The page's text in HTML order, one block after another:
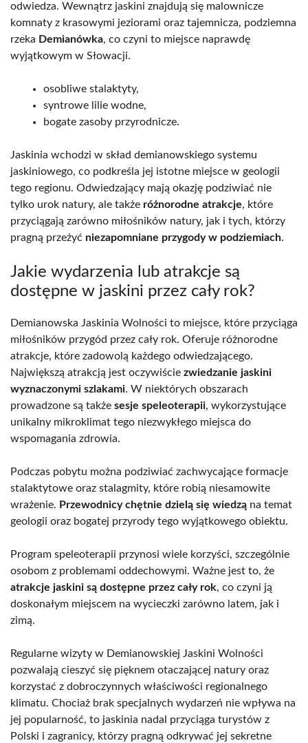
odwiedza. Wewnątrz jaskini znajdują się malownicze
komnaty z krasowymi jeziorami oraz tajemnicza, podziemna
rzeka Demianówka, co czyni to miejsce naprawdę
wyjątkowym w Słowacji.
osobliwe stalaktyty,
syntrowe lilie wodne,
bogate zasoby przyrodnicze.
Jaskinia wchodzi w skład demianowskiego systemu
jaskiniowego, co podkreśla jej istotne miejsce w geologii
tego regionu. Odwiedzający mają okazję podziwiać nie
tylko urok natury, ale także różnorodne atrakcje, które
przyciągają zarówno miłośników natury, jak i tych, którzy
pragną przeżyć niezapomniane przygody w podziemiach.
Jakie wydarzenia lub atrakcje są
dostępne w jaskini przez cały rok?
Demianowska Jaskinia Wolności to miejsce, które przyciąga
miłośników przygód przez cały rok. Oferuje różnorodne
atrakcje, które zadowolą każdego odwiedzającego.
Największą atrakcją jest oczywiście zwiedzanie jaskini
wyznaczonymi szlakami. W niektórych obszarach
prowadzone są także sesje speleoterapii, wykorzystujące
unikalny mikroklimat tego niezwykłego miejsca do
wspomagania zdrowia.
Podczas pobytu można podziwiać zachwycające formacje
stalaktytowe oraz stalagmity, które robią niesamowite
wrażenie. Przewodnicy chętnie dzielą się wiedzą na temat
geologii oraz bogatej przyrody tego wyjątkowego obiektu.
Program speleoterapii przynosi wiele korzyści, szczególnie
osobom z problemami oddechowymi. Ważne jest to, że
atrakcje jaskini są dostępne przez cały rok, co czyni ją
doskonałym miejscem na wycieczki zarówno latem, jak i
zimą.
Regularne wizyty w Demianowskiej Jaskini Wolności
pozwalają cieszyć się pięknem otaczającej natury oraz
korzystać z dobroczynnych właściwości regionalnego
klimatu. Chociaż brak specjalnych wydarzeń nie wpływa na
jej popularność, to jaskinia nadal przyciąga turystów z
Polski i zagranicy, którzy pragną odkrywać jej sekretne